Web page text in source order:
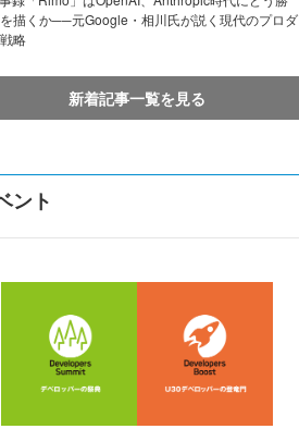
描くか──元Google・相川氏が説く現代のプロダ
略
新着記事一覧を見る
ント